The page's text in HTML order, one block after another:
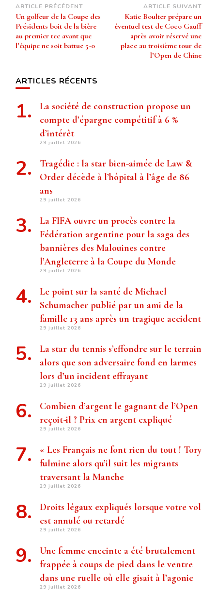
Navigation
d’article
ARTICLE PRÉCÉDENT
Un golfeur de la Coupe des
Présidents boit de la bière
au premier tee avant que
l’équipe ne soit battue 5-0
ARTICLE SUIVANT
Katie Boulter prépare un
éventuel test de Coco Gauff
après avoir réservé une
place au troisième tour de
l’Open de Chine
ARTICLES RÉCENTS
La société de construction propose un
compte d’épargne compétitif à 6 %
d’intérêt
29 juillet 2026
Tragédie : la star bien-aimée de Law &
Order décède à l’hôpital à l’âge de 86
ans
29 juillet 2026
La FIFA ouvre un procès contre la
Fédération argentine pour la saga des
bannières des Malouines contre
l’Angleterre à la Coupe du Monde
29 juillet 2026
Le point sur la santé de Michael
Schumacher publié par un ami de la
famille 13 ans après un tragique accident
29 juillet 2026
La star du tennis s’effondre sur le terrain
alors que son adversaire fond en larmes
lors d’un incident effrayant
29 juillet 2026
Combien d’argent le gagnant de l’Open
reçoit-il ? Prix ​​en argent expliqué
29 juillet 2026
« Les Français ne font rien du tout ! Tory
fulmine alors qu’il suit les migrants
traversant la Manche
29 juillet 2026
Droits légaux expliqués lorsque votre vol
est annulé ou retardé
29 juillet 2026
Une femme enceinte a été brutalement
frappée à coups de pied dans le ventre
dans une ruelle où elle gisait à l’agonie
29 juillet 2026